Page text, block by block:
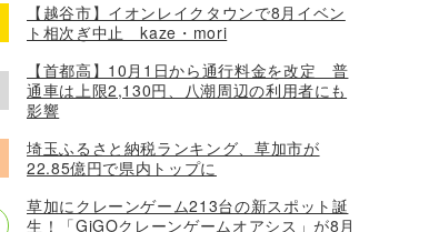
【越谷市】イオンレイクタウンで8月イベン
ト相次ぎ中止 kaze・mori
【首都高】10月1日から通行料金を改定 普
通車は上限2,130円、八潮周辺の利用者にも
影響
埼玉ふるさと納税ランキング、草加市が
22.85億円で県内トップに
草加にクレーンゲーム213台の新スポット誕
生！「GiGOクレーンゲームオアシス」が8月